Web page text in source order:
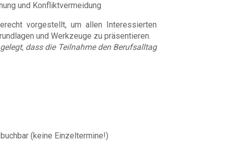
und Konfliktvermeidung
vorgestellt, um allen Interessierten
und Werkzeuge zu präsentieren.
dass die Teilnahme den Berufsalltag
(keine Einzeltermine!)